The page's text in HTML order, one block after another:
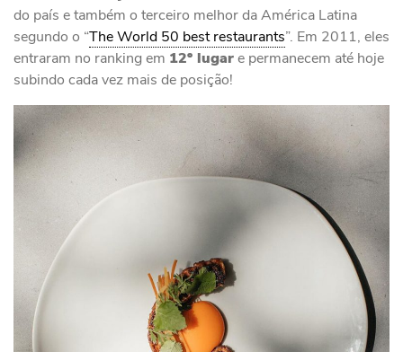
do país e também o terceiro melhor da América Latina
segundo o “The World 50 best restaurants”. Em 2011, eles
entraram no ranking em 12º lugare permanecem até hoje
subindo cada vez mais de posição!